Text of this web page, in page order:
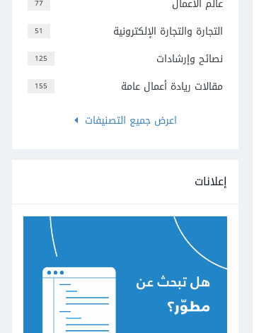
77
51 التجارة والتجارة الإلكترونية
125 نصائح وإرشادات
155
مقالات ريادة أعمال عامة
اعرض جميع التصنيفات
إعلانات